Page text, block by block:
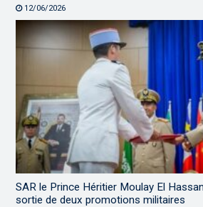
12/06/2026
SAR le Prince Héritier Moulay El
sortie de deux promotions militaires